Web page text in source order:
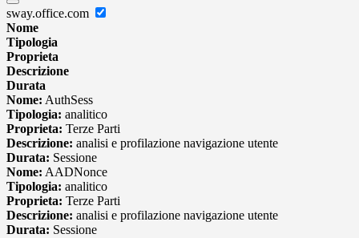
sway.office.com
Nome
Tipologia
Proprieta
Descrizione
Durata
Nome: AuthSess
Tipologia: analitico
Proprieta: Terze Parti
Descrizione: analisi e profilazione navigazione utente
Durata: Sessione
Nome: AADNonce
Tipologia: analitico
Proprieta: Terze Parti
Descrizione: analisi e profilazione navigazione utente
Durata: Sessione